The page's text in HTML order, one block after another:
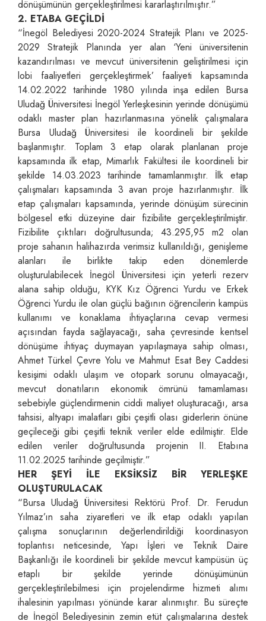
dönüşümünün gerçekleştirilmesi kararlaştırılmıştır.”
2. ETABA GEÇİLDİ
“İnegöl Belediyesi 2020-2024 Stratejik Planı ve 2025-
2029 Stratejik Planında yer alan ‘Yeni üniversitenin
kazandırılması ve mevcut üniversitenin geliştirilmesi için
lobi faaliyetleri gerçekleştirmek’ faaliyeti kapsamında
14.02.2022 tarihinde 1980 yılında inşa edilen Bursa
Uludağ Üniversitesi İnegöl Yerleşkesinin yerinde dönüşümü
odaklı master plan hazırlanmasına yönelik çalışmalara
Bursa Uludağ Üniversitesi ile koordineli bir şekilde
başlanmıştır. Toplam 3 etap olarak planlanan proje
kapsamında ilk etap, Mimarlık Fakültesi ile koordineli bir
şekilde 14.03.2023 tarihinde tamamlanmıştır. İlk etap
çalışmaları kapsamında 3 avan proje hazırlanmıştır. İlk
etap çalışmaları kapsamında, yerinde dönüşüm sürecinin
bölgesel etki düzeyine dair fizibilite gerçekleştirilmiştir.
Fizibilite çıktıları doğrultusunda; 43.295,95 m2 olan
proje sahanın halihazırda verimsiz kullanıldığı, genişleme
alanları ile birlikte takip eden dönemlerde
oluşturulabilecek İnegöl Üniversitesi için yeterli rezerv
alana sahip olduğu, KYK Kız Öğrenci Yurdu ve Erkek
Öğrenci Yurdu ile olan güçlü bağının öğrencilerin kampüs
kullanımı ve konaklama ihtiyaçlarına cevap vermesi
açısından fayda sağlayacağı, saha çevresinde kentsel
dönüşüme ihtiyaç duymayan yapılaşmaya sahip olması,
Ahmet Türkel Çevre Yolu ve Mahmut Esat Bey Caddesi
kesişimi odaklı ulaşım ve otopark sorunu olmayacağı,
mevcut donatıların ekonomik ömrünü tamamlaması
sebebiyle güçlendirmenin ciddi maliyet oluşturacağı, arsa
tahsisi, altyapı imalatları gibi çeşitli olası giderlerin önüne
geçileceği gibi çeşitli teknik veriler elde edilmiştir. Elde
edilen veriler doğrultusunda projenin II. Etabına
11.02.2025 tarihinde geçilmiştir.”
HER ŞEYİ İLE EKSİKSİZ BİR YERLEŞKE
OLUŞTURULACAK
“Bursa Uludağ Üniversitesi Rektörü Prof. Dr. Ferudun
Yılmaz’ın saha ziyaretleri ve ilk etap odaklı yapılan
çalışma sonuçlarının değerlendirildiği koordinasyon
toplantısı neticesinde, Yapı İşleri ve Teknik Daire
Başkanlığı ile koordineli bir şekilde mevcut kampüsün üç
etaplı bir şekilde yerinde dönüşümünün
gerçekleştirilebilmesi için projelendirme hizmeti alımı
ihalesinin yapılması yönünde karar alınmıştır. Bu süreçte
de İnegöl Belediyesinin zemin etüt çalışmalarına destek